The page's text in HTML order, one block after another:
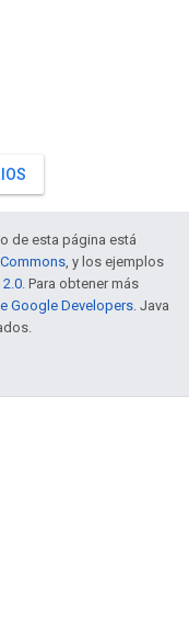
de esta página está
, y los ejemplos
2.0. Para obtener más
Google Developers. Java